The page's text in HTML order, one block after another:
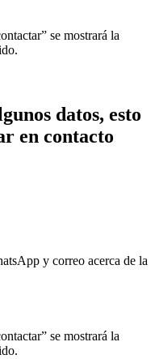
se mostrará la
datos, esto
en contacto
y correo acerca de la
se mostrará la